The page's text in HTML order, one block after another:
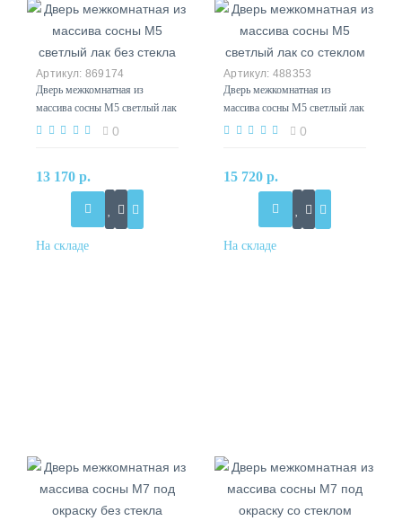
869174
Дверь межкомнатная из
массива сосны М5 светлый лак
без стекла
0
13 170 р.
488353
Дверь межкомнатная из
массива сосны М5 светлый лак
со стеклом
0
15 720 р.